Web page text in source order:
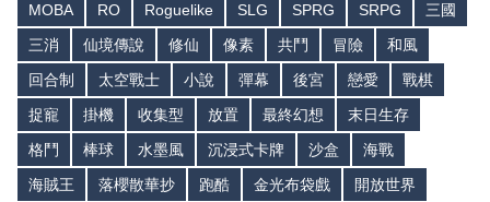
MOBA
RO Roguelike SLG SPRG SRPG
三國
三消
仙境傳說 修仙 像素 共鬥 冒險
和風
回合制
太空戰士 小說 彈幕 後宮 戀愛
戰棋
捉寵
掛機 收集型 放置 最終幻想
末日生存
格鬥
棒球 水墨風 沉浸式卡牌 沙盒
海戰
海賊王
落櫻散華抄 跑酷 金光布袋戲
開放世界